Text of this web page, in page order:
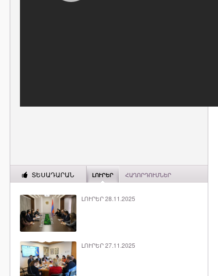
ՏԵՍԱԴԱՐԱՆ ԼՈՒՐԵՐ ՀԱՂՈՐԴՈՒՄՆԵՐ
ԼՈՒՐԵՐ 28.11.2025
ԼՈՒՐԵՐ 27.11.2025